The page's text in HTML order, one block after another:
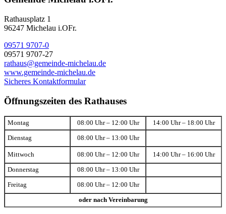
Rathausplatz 1
96247 Michelau i.OFr.
09571 9707-0
09571 9707-27
rathaus@gemeinde-michelau.de
www.gemeinde-michelau.de
Sicheres Kontaktformular
Öffnungszeiten des Rathauses
Montag 08:00 Uhr – 12:00 Uhr 14:00 Uhr – 18:00 Uhr
Dienstag 08:00 Uhr – 13:00 Uhr
Mittwoch 08:00 Uhr – 12:00 Uhr 14:00 Uhr – 16:00 Uhr
Donnerstag 08:00 Uhr – 13:00 Uhr
Freitag 08:00 Uhr – 12:00 Uhr
oder nach Vereinbarung